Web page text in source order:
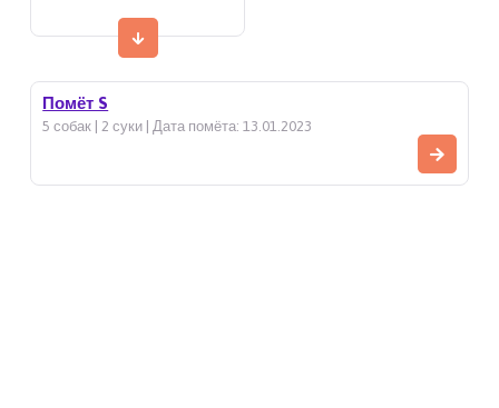
Помёт S
5 собак | 2 суки | Дата помёта: 13.01.2023